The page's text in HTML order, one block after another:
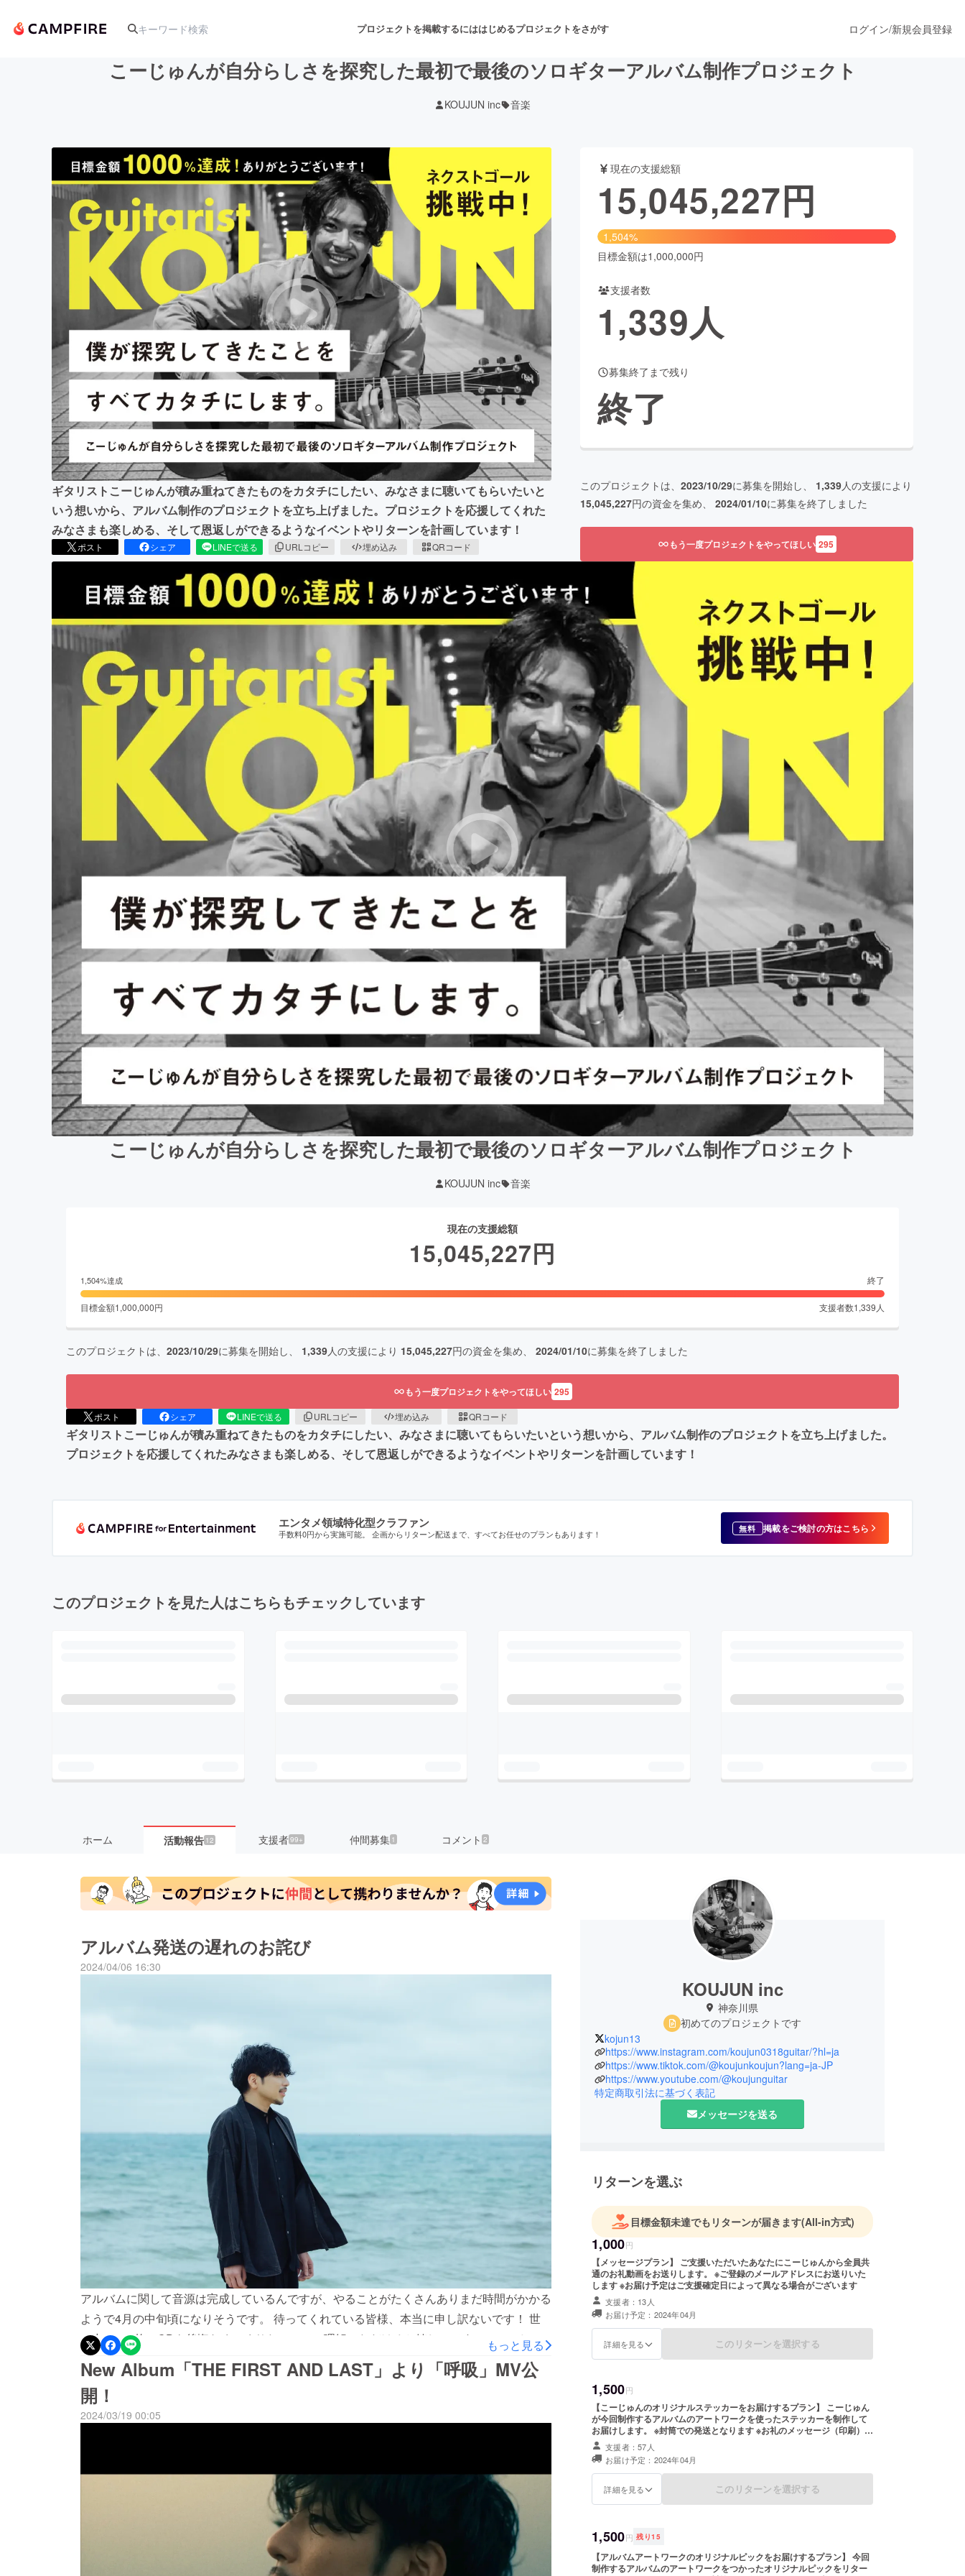
プロジェクトを掲載するにははじめるプロジェクトをさがす
アート・写真 音楽 舞台・パフォーマンス
テクノロジー・ガジェット ゲーム・サービス開発 フード・飲食店 ファッション
映像・映画 書籍・雑誌出版
ビジネス・起業 チャレンジ ビューティー・ヘルスケア
まちづくり・地域活性化
CAMPFIRE for Social GoodCAMPFIRE Creation
CAMPFIREふるさと納税machi-yaコミュニティ
ログイン/新規会員登録
こーじゅんが自分らしさを探究した最初で最後のソロギターアルバム制作プロジェクト
KOUJUN inc 音楽
ギタリストこーじゅんが積み重ねてきたものをカタチにしたい、みなさまに聴いてもらいたいと
いう想いから、アルバム制作のプロジェクトを立ち上げました。プロジェクトを応援してくれた
みなさまも楽しめる、そして恩返しができるようなイベントやリターンを計画しています！
ポスト シェア LINEで送る URLコピー 埋め込み QRコード
現在の支援総額
15,045,227円
1,504%
目標金額は1,000,000円
支援者数
1,339人
募集終了まで残り
終了
このプロジェクトは、 2023/10/29に募集を開始し、 1,339人の支援により
15,045,227円の資金を集め、 2024/01/10に募集を終了しました
もう一度プロジェクトをやってほしい 295
こーじゅんが自分らしさを探究した最初で最後のソロギターアルバム制作プロジェクト
KOUJUN inc 音楽
現在の支援総額
15,045,227円
1,504%達成 終了
目標金額1,000,000円 支援者数1,339 人
このプロジェクトは、 2023/10/29に募集を開始し、 1,339人の支援により 15,045,227円の資金を集め、 2024/01/10に募集を終了しました
もう一度プロジェクトをやってほしい 295
ポスト シェア LINEで送る URLコピー 埋め込み QRコード
ギタリストこーじゅんが積み重ねてきたものをカタチにしたい、みなさまに聴いてもらいたいという想いから、アルバム制作のプロジェクトを立ち上げました。
プロジェクトを応援してくれたみなさまも楽しめる、そして恩返しができるようなイベントやリターンを計画しています！
エンタメ領域特化型クラファン
手数料0円から実施可能。 企画からリターン配送まで、すべてお任せのプランもあります！ 無料 掲載をご検討の方はこちら
このプロジェクトを見た人はこちらもチェックしています
ホーム 活動報告 12 支援者99+ 仲間募集 1 コメント 2
アルバム発送の遅れのお詫び
2024/04/06 16:30
アルバムに関して音源は完成しているんですが、やることがたくさんありまだ時間がかかる
ようで4月の中旬頃になりそうです。 待ってくれている皆様、本当に申し訳ないです！ 世
の中に700枚のCDを後悔なくつくりたいのでご理解いただけると嬉しいです。（こーじゅ
ん）
もっと見る
New Album「THE FIRST AND LAST」より「呼吸」MV公
開！
2024/03/19 00:05
KOUJUN inc
神奈川県
初めてのプロジェクトです
kojun13
https://www.instagram.com/koujun0318guitar/?hl=ja
https://www.tiktok.com/@koujunkoujun?lang=ja-JP
https://www.youtube.com/@koujunguitar
特定商取引法に基づく表記
メッセージを送る
リターンを選ぶ
目標金額未達でもリターンが届きます(All-in方式)
1,000円
【メッセージプラン】 ご支援いただいたあなたにこーじゅんから全員共
通のお礼動画をお送りします。 ※ご登録のメールアドレスにお送りいた
します ※お届け予定はご支援確定日によって異なる場合がございます
支援者：13人
お届け予定：2024年04月
詳細を見る このリターンを選択する
1,500円
【こーじゅんのオリジナルステッカーをお届けするプラン】 こーじゅん
が今回制作するアルバムのアートワークを使ったステッカーを制作して
お届けします。 ※封筒での発送となります ※お礼のメッセージ（印刷）を
同封いたします ※お届け予定はご支援確定日によって異なる場合がござ
います支援者：57人
お届け予定：2024年04月
詳細を見る このリターンを選択する
1,500円 残り15
【アルバムアートワークのオリジナルピックをお届けするプラン】 今回
制作するアルバムのアートワークをつかったオリジナルピックをリター